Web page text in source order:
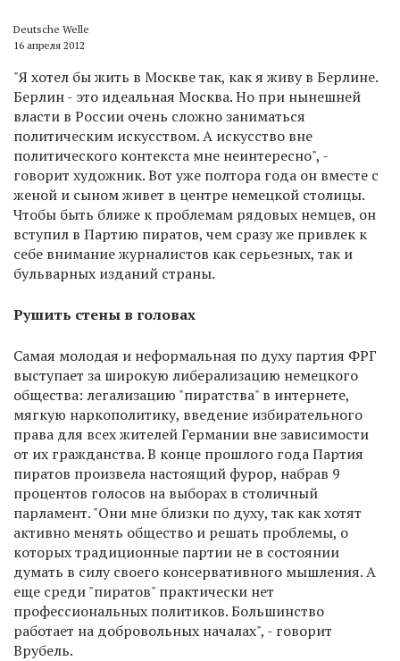
Deutsche Welle
16 апреля 2012
"Я хотел бы жить в Москве так, как я живу в Берлине.
Берлин - это идеальная Москва. Но при нынешней
власти в России очень сложно заниматься
политическим искусством. А искусство вне
политического контекста мне неинтересно", -
говорит художник. Вот уже полтора года он вместе с
женой и сыном живет в центре немецкой столицы.
Чтобы быть ближе к проблемам рядовых немцев, он
вступил в Партию пиратов, чем сразу же привлек к
себе внимание журналистов как серьезных, так и
бульварных изданий страны.
Рушить стены в головах
Самая молодая и неформальная по духу партия ФРГ
выступает за широкую либерализацию немецкого
общества: легализацию "пиратства" в интернете,
мягкую наркополитику, введение избирательного
права для всех жителей Германии вне зависимости
от их гражданства. В конце прошлого года Партия
пиратов произвела настоящий фурор, набрав 9
процентов голосов на выборах в столичный
парламент. "Они мне близки по духу, так как хотят
активно менять общество и решать проблемы, о
которых традиционные партии не в состоянии
думать в силу своего консервативного мышления. А
еще среди "пиратов" практически нет
профессиональных политиков. Большинство
работает на добровольных началах", - говорит
Врубель.